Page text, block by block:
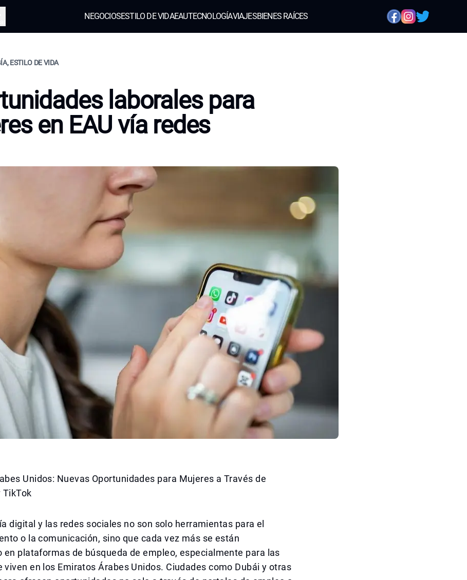
NEGOCIOSESTILO DE VIDAEAUTECNOLOGÍAVIAJESBIENES RAÍCES
ESTILO DE VIDA
laborales para
en EAU vía redes
Unidos: Nuevas Oportunidades para Mujeres a Través de
TikTok
digital y las redes sociales no son solo herramientas para el
o la comunicación, sino que cada vez más se están
en plataformas de búsqueda de empleo, especialmente para las
viven en los Emiratos Árabes Unidos. Ciudades como Dubái y otras